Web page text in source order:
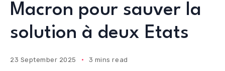
Macron pour sauver la
solution à deux Etats
23 September 2025 3 mins read